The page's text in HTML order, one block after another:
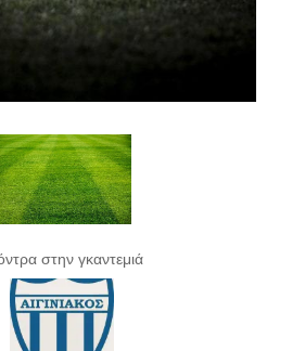
στην γκαντεμιά